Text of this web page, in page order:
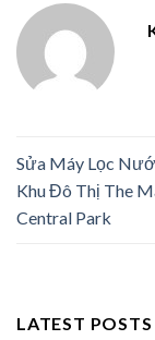
Sửa Máy Lọc
Khu Đô Thị The
Central Park
LATEST POSTS